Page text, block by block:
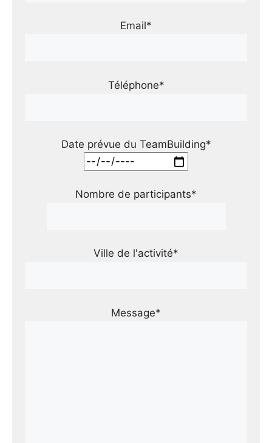
Email*
Téléphone*
Date prévue du TeamBuilding*
Nombre de participants*
Ville de l'activité*
Message*